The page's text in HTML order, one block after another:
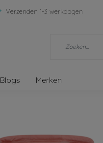
Verzenden 1-3 werkdagen
Blogs Merken